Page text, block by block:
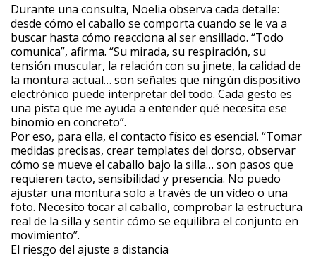
Durante una consulta, Noelia observa cada detalle:
desde cómo el caballo se comporta cuando se le va a
buscar hasta cómo reacciona al ser ensillado. “Todo
comunica”, afirma. “Su mirada, su respiración, su
tensión muscular, la relación con su jinete, la calidad de
la montura actual… son señales que ningún dispositivo
electrónico puede interpretar del todo. Cada gesto es
una pista que me ayuda a entender qué necesita ese
binomio en concreto”.
Por eso, para ella, el contacto físico es esencial. “Tomar
medidas precisas, crear templates del dorso, observar
cómo se mueve el caballo bajo la silla… son pasos que
requieren tacto, sensibilidad y presencia. No puedo
ajustar una montura solo a través de un vídeo o una
foto. Necesito tocar al caballo, comprobar la estructura
real de la silla y sentir cómo se equilibra el conjunto en
movimiento”.
El riesgo del ajuste a distancia